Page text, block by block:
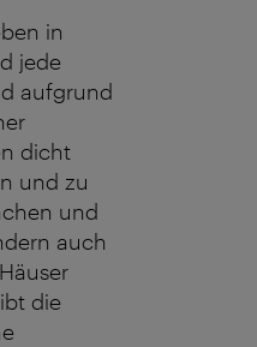
in
jede
aufgrund
dicht
und zu
und
auch
die